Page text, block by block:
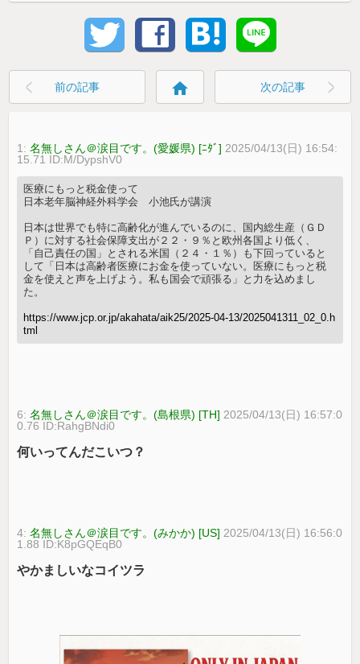
前の記事 home 次の記事
1:名無しさん＠涙目です。(愛媛県) [ﾆﾀﾞ] 2025/04/13(日) 16:54:
15.71 ID:M/DypshV0
医療にもっと税金使って
日本老年脳神経外科学会 小池氏が講演
日本は世界でも特に高齢化が進んでいるのに、国内総生産（ＧＤ
Ｐ）に対する社会保障支出が２２・９％と欧州各国より低く、
「自己責任の国」とされる米国（２４・１％）も下回っていると
して「日本は高齢者医療にお金を使っていない。医療にもっと税
金を使えと声を上げよう。私も国会で頑張る」と力を込めまし
た。
https://www.jcp.or.jp/akahata/aik25/2025-04-13/2025041311_02_0.h
tml
6:名無しさん＠涙目です。(島根県) [TH] 2025/04/13(日) 16:57:0
0.76 ID:RahgBNdi0
何いってんだこいつ？
4:名無しさん＠涙目です。(みかか) [US] 2025/04/13(日) 16:56:0
1.88 ID:K8pGQEqB0
やかましいなコイツラ